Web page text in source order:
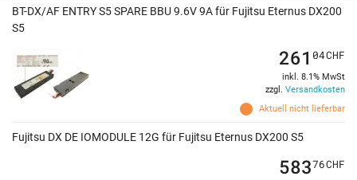
BT-DX/AF ENTRY S5 SPARE BBU 9.6V 9A für Fujitsu Eternus DX200
S5
Aktuell nicht lieferbar
261 04CHF
inkl. 8.1% MwSt
zzgl. Versandkosten
Fujitsu DX DE IOMODULE 12G für Fujitsu Eternus DX200 S5
58376CHF